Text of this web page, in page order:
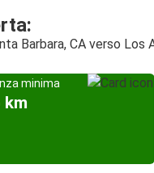
Barbara, CA verso Los
minima
km